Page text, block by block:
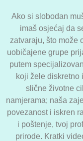
Ako si slobodan
imaš osjećaj da
zatvaraju, što može
uobičajene grupe
putem
koji žele diskretno
slične životne
namjerama; naša
povezanost i iskren
i poštenje, tvoj
prirode. Kratki